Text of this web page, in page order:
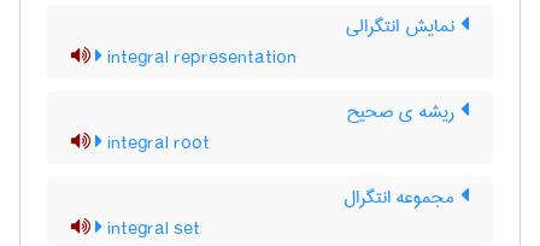
نمایش انتگرالی
integral representation
ریشه ی صحیح
integral root
مجموعه انتگرال
integral set